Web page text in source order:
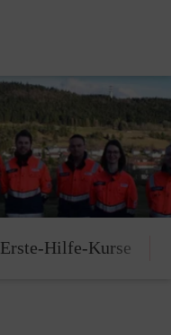
Erste-Hilfe-Kurse